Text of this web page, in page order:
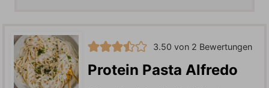
3.50 von 2 Bewertungen
Protein Pasta Alfredo